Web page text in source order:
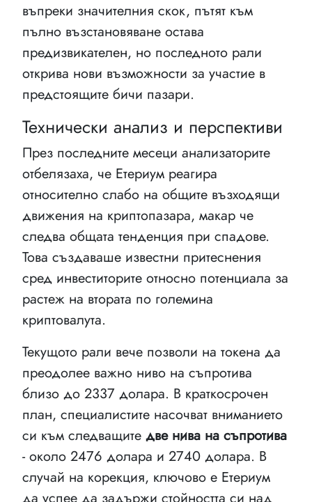
въпреки значителния скок, пътят към
пълно възстановяване остава
предизвикателен, но последното рали
открива нови възможности за участие в
предстоящите бичи пазари.
Технически анализ и перспективи
През последните месеци анализаторите
отбелязаха, че Етериум реагира
относително слабо на общите възходящи
движения на криптопазара, макар че
следва общата тенденция при спадове.
Това създаваше известни притеснения
сред инвеститорите относно потенциала за
растеж на втората по големина
криптовалута.
Текущото рали вече позволи на токена да
преодолее важно ниво на съпротива
близо до 2337 долара. В краткосрочен
план, специалистите насочват вниманието
си към следващите две нива на съпротива
- около 2476 долара и 2740 долара. В
случай на корекция, ключово е Етериум
да успее да задържи стойността си над